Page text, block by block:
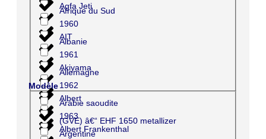
Agfa Jeti
AIT
Akiyama
Albert
Albert Frankenthal
1960
1961
1962
1963
Afrique du Sud
Albanie
Allemagne
Arabie saoudite
Argentine
Modèle
(GVE) â€“ EHF 1650 metallizer